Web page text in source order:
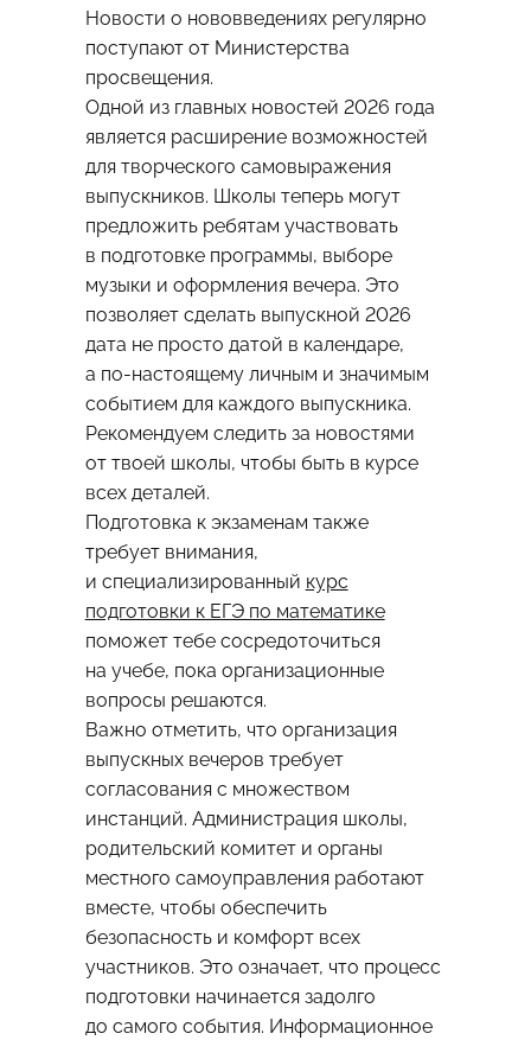
Новости о нововведениях регулярно
поступают от Министерства
просвещения.
Одной из главных новостей 2026 года
является расширение возможностей
для творческого самовыражения
выпускников. Школы теперь могут
предложить ребятам участвовать
в подготовке программы, выборе
музыки и оформления вечера. Это
позволяет сделать выпускной 2026
дата не просто датой в календаре,
а по-настоящему личным и значимым
событием для каждого выпускника.
Рекомендуем следить за новостями
от твоей школы, чтобы быть в курсе
всех деталей.
Подготовка к экзаменам также
требует внимания,
и специализированный курс
подготовки к ЕГЭ по математике
поможет тебе сосредоточиться
на учебе, пока организационные
вопросы решаются.
Важно отметить, что организация
выпускных вечеров требует
согласования с множеством
инстанций. Администрация школы,
родительский комитет и органы
местного самоуправления работают
вместе, чтобы обеспечить
безопасность и комфорт всех
участников. Это означает, что процесс
подготовки начинается задолго
до самого события. Информационное